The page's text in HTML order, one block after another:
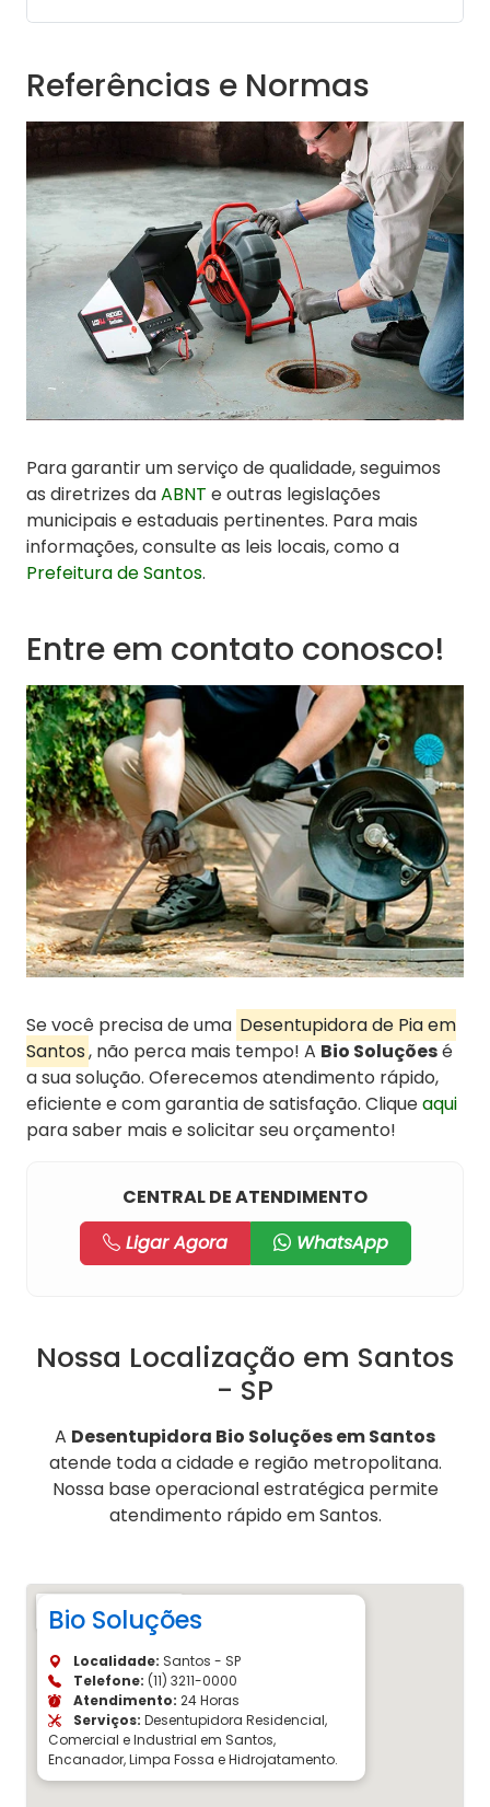
Referências e Normas
Para garantir um serviço de qualidade, seguimos
as diretrizes daABNT e outras legislações
municipais e estaduais pertinentes. Para mais
informações, consulte as leis locais, como a
Prefeitura de Santos.
Entre em contato conosco!
Se você precisa de uma Desentupidora de Pia em
Santos, não perca mais tempo! A Bio Soluçõesé
a sua solução. Oferecemos atendimento rápido,
eficiente e com garantia de satisfação. Cliqueaqui
para saber mais e solicitar seu orçamento!
CENTRAL DE ATENDIMENTO
Ligar Agora
WhatsApp
Nossa Localização em Santos
- SP
A Desentupidora Bio Soluções em Santos
atende toda a cidade e região metropolitana.
Nossa base operacional estratégica permite
atendimento rápido em Santos.
Bio Soluções
Localidade: Santos - SP
Telefone: (11) 3211-0000
Atendimento: 24 Horas
Serviços: Desentupidora Residencial,
Comercial e Industrial em Santos,
Encanador, Limpa Fossa e Hidrojatamento.